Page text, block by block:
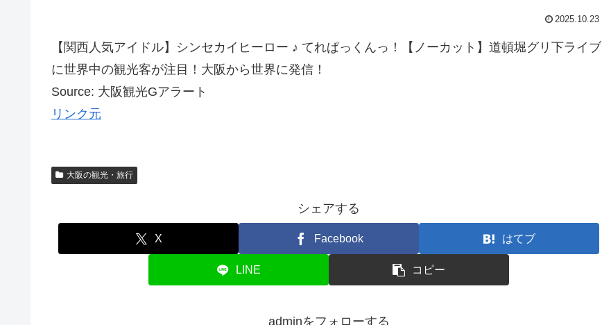
2025.10.23
【関西人気アイドル】シンセカイヒーロー ♪ てれぱっくんっ！【ノーカット】道頓堀グリ下ライブ
に世界中の観光客が注目！大阪から世界に発信！
Source: 大阪観光Gアラート
リンク元
大阪の観光・旅行
シェアする
X Facebook はてブ
LINE コピー
adminをフォローする